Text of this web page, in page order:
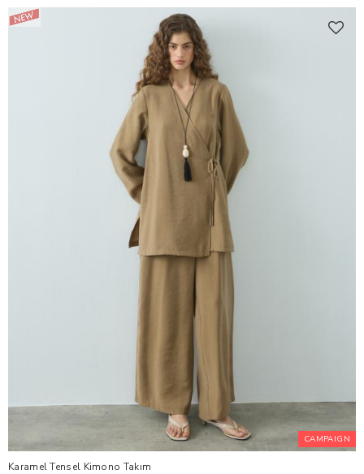
CAMPAIGN
Karamel Tensel Kimono Takım